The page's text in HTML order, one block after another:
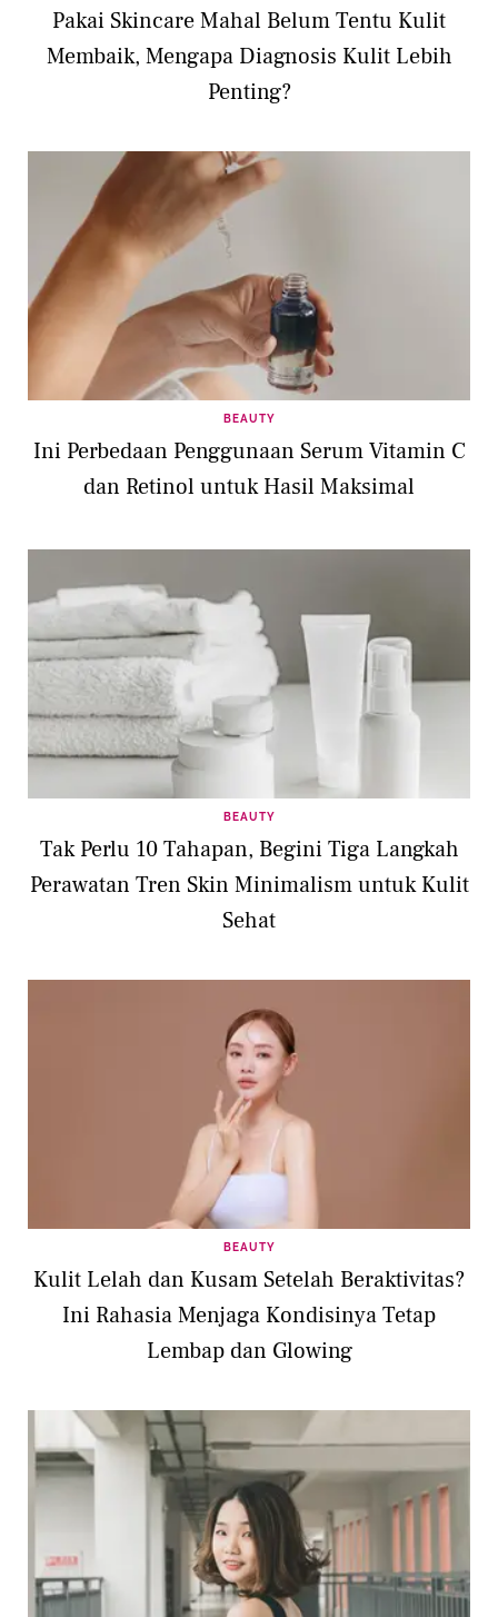
Pakai Skincare Mahal Belum Tentu Kulit
Membaik, Mengapa Diagnosis Kulit Lebih
Penting?
BEAUTY
Ini Perbedaan Penggunaan Serum Vitamin C
dan Retinol untuk Hasil Maksimal
BEAUTY
Tak Perlu 10 Tahapan, Begini Tiga Langkah
Perawatan Tren Skin Minimalism untuk Kulit
Sehat
BEAUTY
Kulit Lelah dan Kusam Setelah Beraktivitas?
Ini Rahasia Menjaga Kondisinya Tetap
Lembap dan Glowing